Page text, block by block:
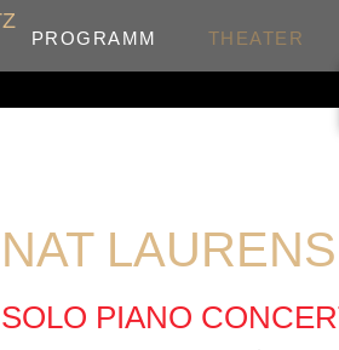
PROGRAMM THEATER
NAT LAURENS
SOLO PIANO